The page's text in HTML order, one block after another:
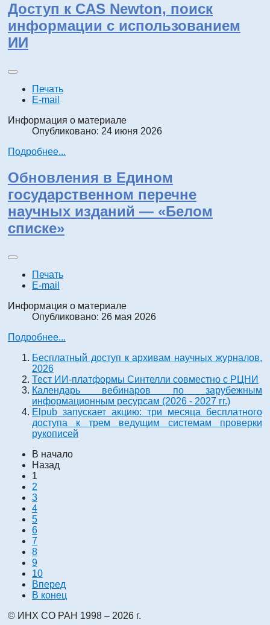
Доступ к CAS Newton, поиск
информации с использованием
ИИ
Печать
E-mail
Информация о материале
Опубликовано: 24 июня 2026
Подробнее...
Обновления в Едином
государственном перечне
научных изданий — «Белом
списке»
Печать
E-mail
Информация о материале
Опубликовано: 26 мая 2026
Подробнее...
Бесплатный доступ к архивам научных журналов,
2026
Тест ИИ-платформы Синтелли совместно с РЦНИ
Календарь вебинаров по зарубежным
информационным ресурсам (2026 - 2027 гг.)
Elpub запускает акцию: три месяца бесплатного
доступа к трем ведущим системам проверки
рукописей
В начало
Назад
1
2
3
4
5
6
7
8
9
10
Вперед
В конец
© ИНХ СО РАН 1998 – 2026 г.